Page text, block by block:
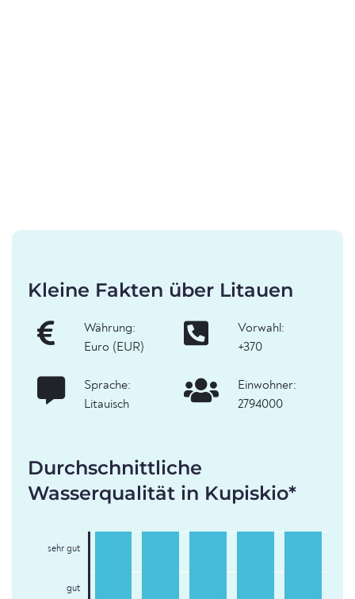
Kleine Fakten über Litauen
Währung:
Euro (EUR)
Vorwahl:
+370
Sprache:
Litauisch
Einwohner:
2794000
Durchschnittliche
Wasserqualität in Kupiskio*
sehr gut
gut